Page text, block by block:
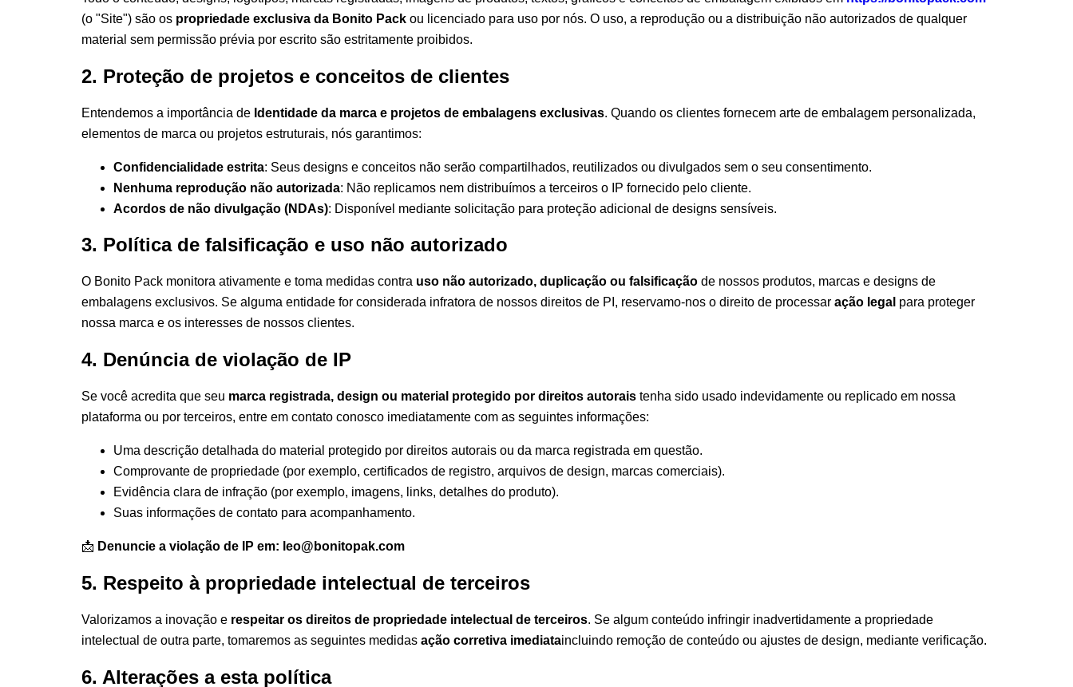
(o "Site") são os propriedade exclusiva da Bonito Pack ou licenciado para uso por nós. O uso, a reprodução ou a distribuição não autorizados de qualquer
material sem permissão prévia por escrito são estritamente proibidos.
2. Proteção de projetos e conceitos de clientes
Entendemos a importância de Identidade da marca e projetos de embalagens exclusivas. Quando os clientes fornecem arte de embalagem personalizada,
elementos de marca ou projetos estruturais, nós garantimos:
Confidencialidade estrita: Seus designs e conceitos não serão compartilhados, reutilizados ou divulgados sem o seu consentimento.
Nenhuma reprodução não autorizada: Não replicamos nem distribuímos a terceiros o IP fornecido pelo cliente.
Acordos de não divulgação (NDAs): Disponível mediante solicitação para proteção adicional de designs sensíveis.
3. Política de falsificação e uso não autorizado
O Bonito Pack monitora ativamente e toma medidas contra uso não autorizado, duplicação ou falsificação de nossos produtos, marcas e designs de
embalagens exclusivos. Se alguma entidade for considerada infratora de nossos direitos de PI, reservamo-nos o direito de processar ação legal para proteger
nossa marca e os interesses de nossos clientes.
4. Denúncia de violação de IP
Se você acredita que seu marca registrada, design ou material protegido por direitos autorais tenha sido usado indevidamente ou replicado em nossa
plataforma ou por terceiros, entre em contato conosco imediatamente com as seguintes informações:
Uma descrição detalhada do material protegido por direitos autorais ou da marca registrada em questão.
Comprovante de propriedade (por exemplo, certificados de registro, arquivos de design, marcas comerciais).
Evidência clara de infração (por exemplo, imagens, links, detalhes do produto).
Suas informações de contato para acompanhamento.
📩 Denuncie a violação de IP em: leo@bonitopak.com
5. Respeito à propriedade intelectual de terceiros
Valorizamos a inovação e respeitar os direitos de propriedade intelectual de terceiros. Se algum conteúdo infringir inadvertidamente a propriedade
intelectual de outra parte, tomaremos as seguintes medidas ação corretiva imediataincluindo remoção de conteúdo ou ajustes de design, mediante verificação.
6. Alterações a esta política